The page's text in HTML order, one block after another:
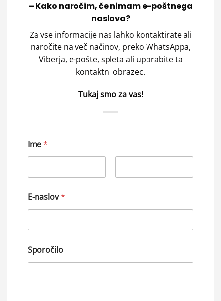
– Kako naročim, če nimam e-poštnega
naslova?
Za vse informacije nas lahko kontaktirate ali
naročite na več načinov, preko WhatsAppa,
Viberja, e-pošte, spleta ali uporabite ta
kontaktni obrazec.
Tukaj smo za vas!
Ime*
E-naslov*
Sporočilo